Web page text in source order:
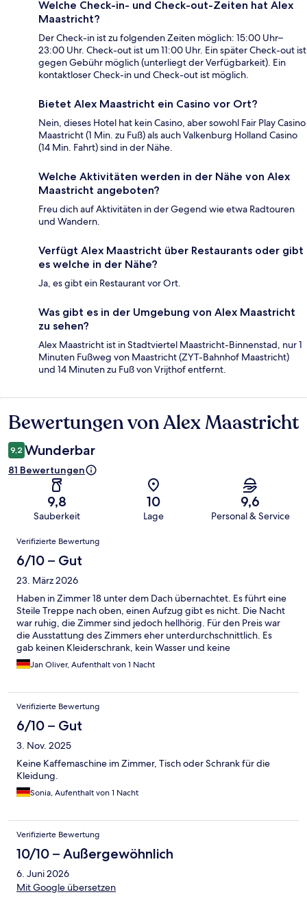
Welche Check-in- und Check-out-Zeiten hat Alex
Maastricht?
Der Check-in ist zu folgenden Zeiten möglich: 15:00 Uhr–
23:00 Uhr. Check-out ist um 11:00 Uhr. Ein später Check-out ist
gegen Gebühr möglich (unterliegt der Verfügbarkeit). Ein
kontaktloser Check-in und Check-out ist möglich.
Bietet Alex Maastricht ein Casino vor Ort?
Nein, dieses Hotel hat kein Casino, aber sowohl Fair Play Casino
Maastricht (1 Min. zu Fuß) als auch Valkenburg Holland Casino
(14 Min. Fahrt) sind in der Nähe.
Welche Aktivitäten werden in der Nähe von Alex
Maastricht angeboten?
Freu dich auf Aktivitäten in der Gegend wie etwa Radtouren
und Wandern.
Verfügt Alex Maastricht über Restaurants oder gibt
es welche in der Nähe?
Ja, es gibt ein Restaurant vor Ort.
Was gibt es in der Umgebung von Alex Maastricht
zu sehen?
Alex Maastricht ist in Stadtviertel Maastricht-Binnenstad, nur 1
Minuten Fußweg von Maastricht (ZYT-Bahnhof Maastricht)
und 14 Minuten zu Fuß von Vrijthof entfernt.
Bewertungen
Bewertungen von Alex Maastricht
9,2 Wunderbar
81 Bewertungen
9,8
Sauberkeit
10
Lage
9,6
Personal & Service
Bewertungen
Verifizierte Bewertung
6/10 – Gut
23. März 2026
Haben in Zimmer 18 unter dem Dach übernachtet. Es führt eine
Steile Treppe nach oben, einen Aufzug gibt es nicht. Die Nacht
war ruhig, die Zimmer sind jedoch hellhörig. Für den Preis war
die Ausstattung des Zimmers eher unterdurchschnittlich. Es
gab keinen Kleiderschrank, kein Wasser und keine
Aufmerksamkeiten.
Jan Oliver, Aufenthalt von 1 Nacht
Verifizierte Bewertung
6/10 – Gut
3. Nov. 2025
Keine Kaffemaschine im Zimmer, Tisch oder Schrank für die
Kleidung.
Sonia, Aufenthalt von 1 Nacht
Verifizierte Bewertung
10/10 – Außergewöhnlich
6. Juni 2026
Mit Google übersetzen